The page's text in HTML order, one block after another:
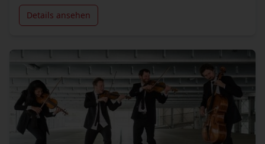
Details ansehen